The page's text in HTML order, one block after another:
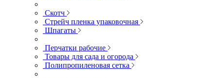
Скотч
Стрейч пленка упаковочная
Шпагаты
Перчатки рабочие
Товары для сада и огорода
Полипропиленовая сетка